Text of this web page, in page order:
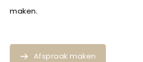
maken.
Afspraak maken